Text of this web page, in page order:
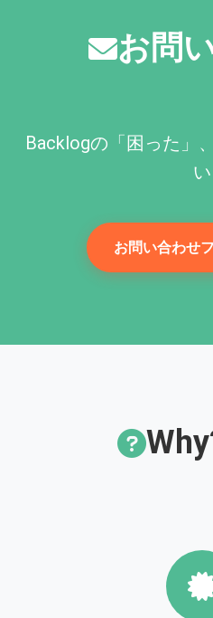
お問
Backlogの「困った」
い
お問い合わせ